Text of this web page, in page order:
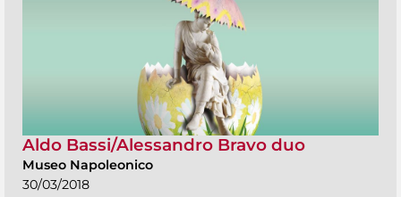
Aldo Bassi/Alessandro Bravo duo
Museo Napoleonico
30/03/2018